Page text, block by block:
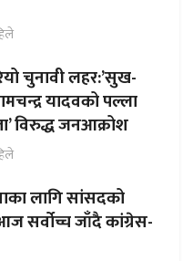
चुनावी लहर:’सुख-
यादवको पल्ला
विरुद्ध जनआक्रोश
लागि सांसदको
सर्वोच्च जाँदै कांग्रेस-